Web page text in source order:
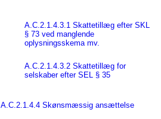
A.C.2.1.4.3.1 Skattetillæg efter SKL
§ 73 ved manglende
oplysningsskema mv.
A.C.2.1.4.3.2 Skattetillæg for
selskaber efter SEL § 35
A.C.2.1.4.4 Skønsmæssig ansættelse